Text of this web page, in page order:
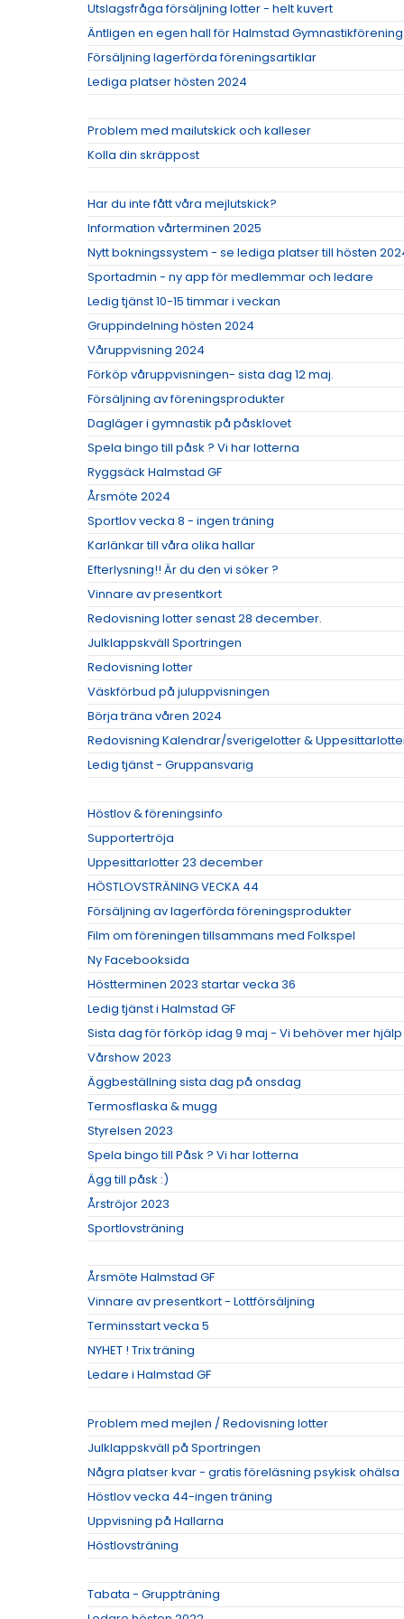
Utslagsfråga försäljning lotter - helt kuvert
Äntligen en egen hall för Halmstad
Försäljning lagerförda föreningsartiklar
Lediga platser hösten 2024
Problem med mailutskick och kalleser
Kolla din skräppost
Har du inte fått våra mejlutskick?
Information vårterminen 2025
Nytt bokningssystem - se lediga platser till hösten
Sportadmin - ny app för medlemmar och ledare
Ledig tjänst 10-15 timmar i veckan
Gruppindelning hösten 2024
Våruppvisning 2024
Förköp våruppvisningen- sista dag 12 maj.
Försäljning av föreningsprodukter
Dagläger i gymnastik på påsklovet
Spela bingo till påsk ? Vi har lotterna
Ryggsäck Halmstad GF
Årsmöte 2024
Sportlov vecka 8 - ingen träning
Karlänkar till våra olika hallar
Efterlysning!! Är du den vi söker ?
Vinnare av presentkort
Redovisning lotter senast 28 december.
Julklappskväll Sportringen
Redovisning lotter
Väskförbud på juluppvisningen
Börja träna våren 2024
Redovisning Kalendrar/sverigelotter &
Ledig tjänst - Gruppansvarig
Höstlov & föreningsinfo
Supportertröja
Uppesittarlotter 23 december
HÖSTLOVSTRÄNING VECKA 44
Försäljning av lagerförda föreningsprodukter
Film om föreningen tillsammans med Folkspel
Ny Facebooksida
Höstterminen 2023 startar vecka 36
Ledig tjänst i Halmstad GF
Sista dag för förköp idag 9 maj - Vi behöver mer
Vårshow 2023
Äggbeställning sista dag på onsdag
Termosflaska & mugg
Styrelsen 2023
Spela bingo till Påsk ? Vi har lotterna
Ägg till påsk :)
Årströjor 2023
Sportlovsträning
Årsmöte Halmstad GF
Vinnare av presentkort - Lottförsäljning
Terminsstart vecka 5
NYHET ! Trix träning
Ledare i Halmstad GF
Problem med mejlen / Redovisning lotter
Julklappskväll på Sportringen
Några platser kvar - gratis föreläsning psykisk ohälsa
Höstlov vecka 44-ingen träning
Uppvisning på Hallarna
Höstlovsträning
Tabata - Gruppträning